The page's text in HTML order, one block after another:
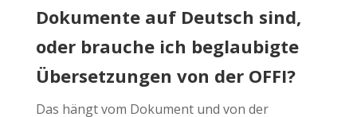
Dokumente auf Deutsch sind,
oder brauche ich beglaubigte
Übersetzungen von der OFFI?
Das hängt vom Dokument und von der